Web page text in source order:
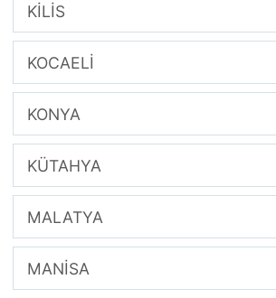
KİLİS
KOCAELİ
KONYA
KÜTAHYA
MALATYA
MANİSA